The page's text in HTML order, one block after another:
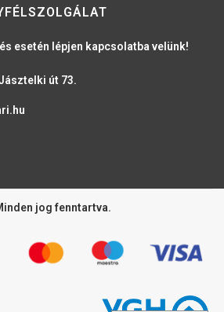
esetén lépjen kapcsolatba velünk!
út 73.
jog fenntartva.